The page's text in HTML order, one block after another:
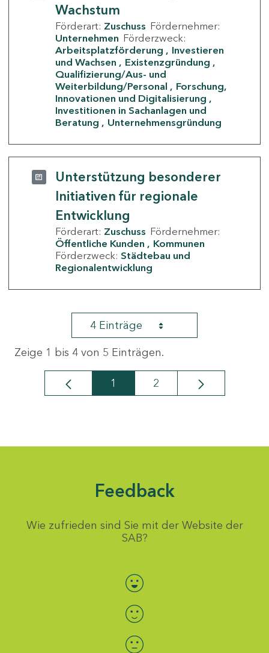
Wachstum
Förderart: Zuschuss Fördernehmer:
Unternehmen Förderzweck:
Arbeitsplatzförderung
Investieren
und Wachsen
Existenzgründung
Qualifizierung/Aus- und
Weiterbildung/Personal
Forschung,
Innovationen und Digitalisierung
Investitionen in Sachanlagen und
Beratung
Unternehmensgründung
Unterstützung besonderer
Initiativen für regionale
Entwicklung
Förderart: Zuschuss Fördernehmer:
Öffentliche Kunden
Kommunen
Förderzweck: Städtebau und
Regionalentwicklung
4 Einträge
Zeige 1 bis 4 von 5 Einträgen.
Seite
1 Seite
2
Feedback
Wie zufrieden sind Sie mit der Website der
SAB?
Bewertung auswählen